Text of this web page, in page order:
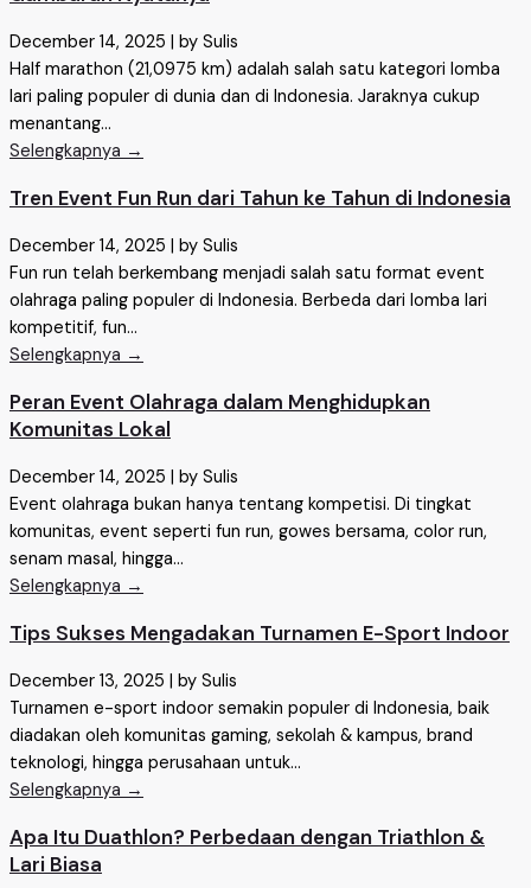
December 14, 2025 | by Sulis
Half marathon (21,0975 km) adalah salah satu kategori lomba
lari paling populer di dunia dan di Indonesia. Jaraknya cukup
menantang...
Selengkapnya →
Tren Event Fun Run dari Tahun ke Tahun di Indonesia
December 14, 2025 | by Sulis
Fun run telah berkembang menjadi salah satu format event
olahraga paling populer di Indonesia. Berbeda dari lomba lari
kompetitif, fun...
Selengkapnya →
Peran Event Olahraga dalam Menghidupkan
Komunitas Lokal
December 14, 2025 | by Sulis
Event olahraga bukan hanya tentang kompetisi. Di tingkat
komunitas, event seperti fun run, gowes bersama, color run,
senam masal, hingga...
Selengkapnya →
Tips Sukses Mengadakan Turnamen E-Sport Indoor
December 13, 2025
by Sulis
Turnamen e-sport indoor semakin populer di Indonesia, baik
diadakan oleh komunitas gaming, sekolah & kampus, brand
teknologi, hingga perusahaan untuk...
Selengkapnya →
Apa Itu Duathlon? Perbedaan dengan Triathlon &
Lari Biasa